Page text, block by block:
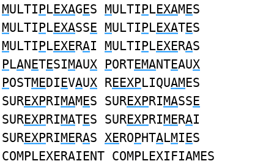
MULTIPLEXAGES MULTIPLEXAMES
MULTIPLEXASSE MULTIPLEXATES
MULTIPLEXERAI MULTIPLEXERAS
PLANETESIMAUX PORTEMANTEAUX
POSTMEDIEVAUX REEXPLIQUAMES
SUREXPRIMAMES SUREXPRIMASSE
SUREXPRIMATES SUREXPRIMERAI
SUREXPRIMERAS XEROPHTALMIES
COMPLEXERAIENT COMPLEXIFIAMES